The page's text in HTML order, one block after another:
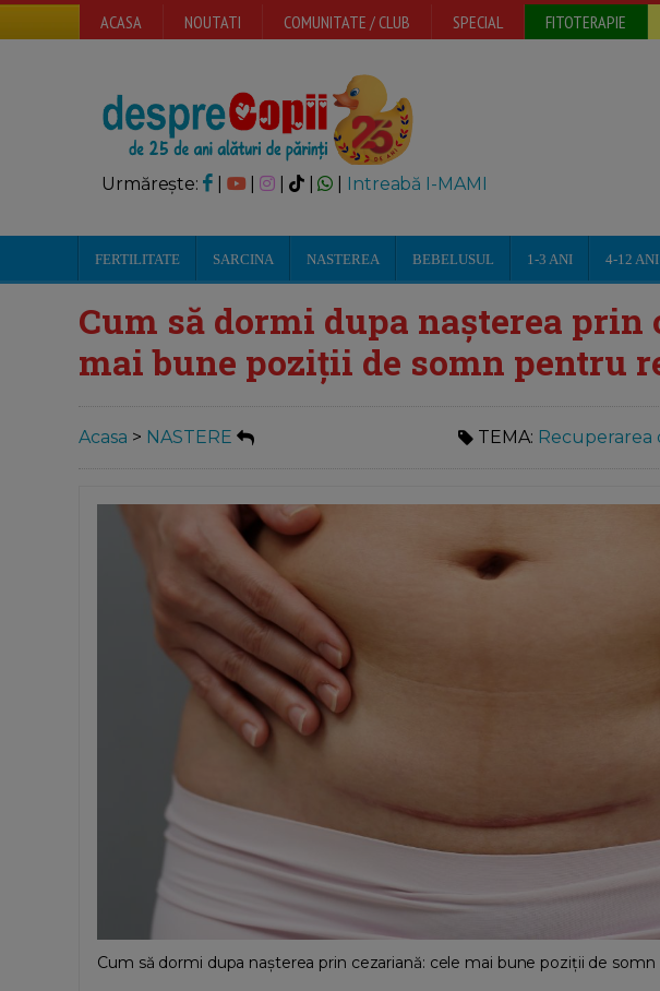
ACASA NOUTATI COMUNITATE / CLUB SPECIAL FITOTERAPIE
Urmărește: | | Intreabă I-MAMI
FERTILITATE SARCINA NASTEREA BEBELUSUL 1-3 ANI 4-12 ANI
Cum să dormi dupa nașterea prin
mai bune poziții de somn pentru
Acasa > NASTERE TEMA: Recuperarea
Cum să dormi dupa nașterea prin cezariană: cele mai bune poziții de